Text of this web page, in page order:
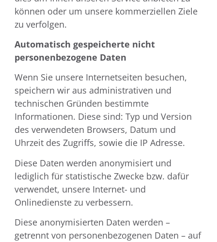
können oder um unsere kommerziellen Ziele
zu verfolgen.
Automatisch gespeicherte nicht
personenbezogene Daten
Wenn Sie unsere Internetseiten besuchen,
speichern wir aus administrativen und
technischen Gründen bestimmte
Informationen. Diese sind: Typ und Version
des verwendeten Browsers, Datum und
Uhrzeit des Zugriffs, sowie die IP Adresse.
Diese Daten werden anonymisiert und
lediglich für statistische Zwecke bzw. dafür
verwendet, unsere Internet- und
Onlinedienste zu verbessern.
Diese anonymisierten Daten werden –
getrennt von personenbezogenen Daten – auf